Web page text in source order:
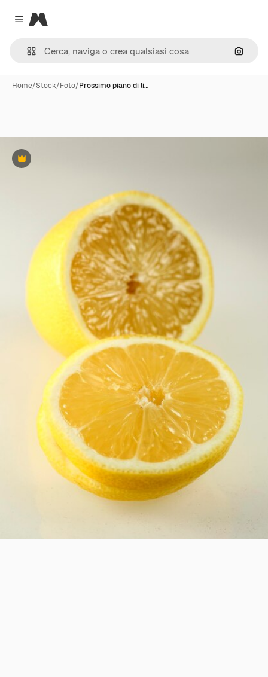
Close menu
Magnific
Cerca
Home/Stock/Foto/Prossimo piano di li…
Premium